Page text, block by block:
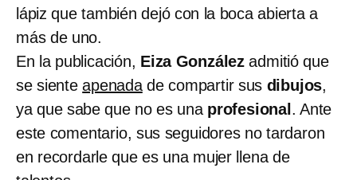
lápiz que también dejó con la boca abierta a
más de uno.
En la publicación, Eiza González admitió que
se sienteapenadade compartir sus dibujos,
ya que sabe que no es una profesional . Ante
este comentario, sus seguidores no tardaron
en recordarle que es una mujer llena de